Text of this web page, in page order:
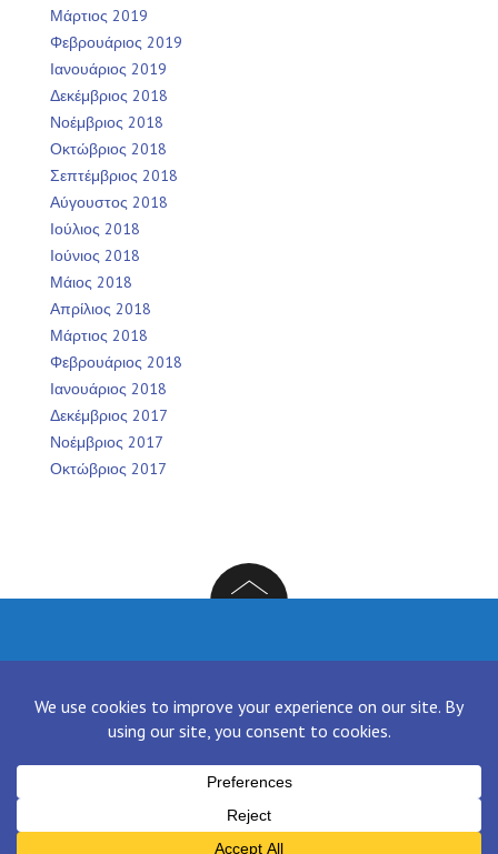
Μάρτιος 2019
Φεβρουάριος 2019
Ιανουάριος 2019
Δεκέμβριος 2018
Νοέμβριος 2018
Οκτώβριος 2018
Σεπτέμβριος 2018
Αύγουστος 2018
Ιούλιος 2018
Ιούνιος 2018
Μάιος 2018
Απρίλιος 2018
Μάρτιος 2018
Φεβρουάριος 2018
Ιανουάριος 2018
Δεκέμβριος 2017
Νοέμβριος 2017
Οκτώβριος 2017
Proudly powered by WordPress |Theme: